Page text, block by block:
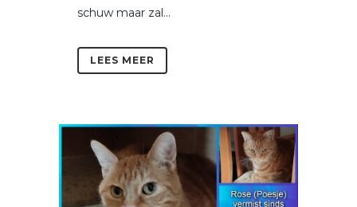
schuw maar zal...
LEES MEER